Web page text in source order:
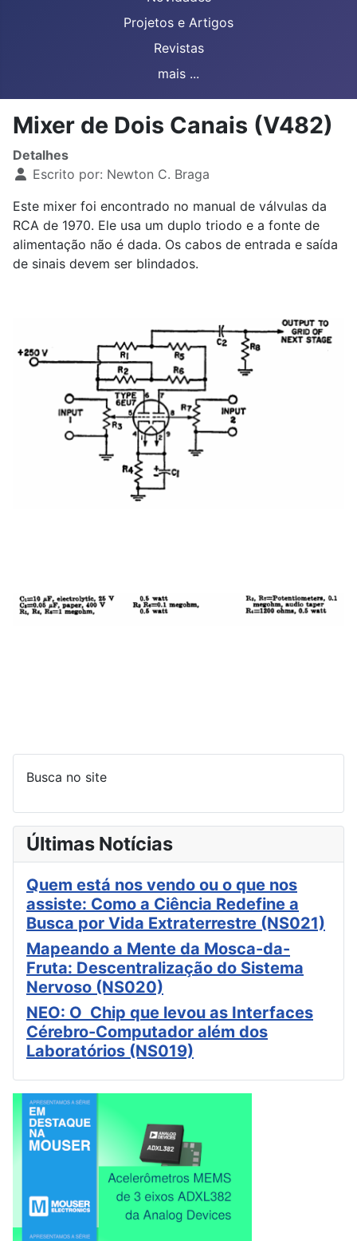
Projetos e Artigos
Revistas
mais ...
Mixer de Dois Canais (V482)
Detalhes
Escrito por: Newton C. Braga
Este mixer foi encontrado no manual de válvulas da
RCA de 1970. Ele usa um duplo triodo e a fonte de
alimentação não é dada. Os cabos de entrada e saída
de sinais devem ser blindados.
Busca no site
Últimas Notícias
Quem está nos vendo ou o que nos
assiste: Como a Ciência Redefine a
Busca por Vida Extraterrestre (NS021)
Mapeando a Mente da Mosca-da-
Fruta: Descentralização do Sistema
Nervoso (NS020)
NEO: O Chip que levou as Interfaces
Cérebro-Computador além dos
Laboratórios (NS019)